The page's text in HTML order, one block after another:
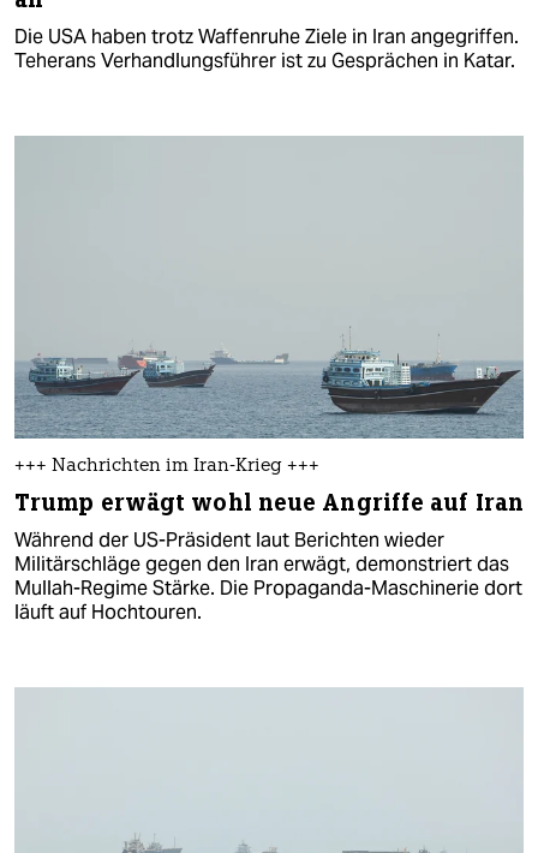
Die USA haben trotz Waffenruhe Ziele in Iran angegriffen.
Teherans Verhandlungsführer ist zu Gesprächen in Katar.
+++ Nachrichten im Iran-Krieg +++
Trump erwägt wohl neue Angriffe auf Iran
Während der US-Präsident laut Berichten wieder
Militärschläge gegen den Iran erwägt, demonstriert das
Mullah-Regime Stärke. Die Propaganda-Maschinerie dort
läuft auf Hochtouren.